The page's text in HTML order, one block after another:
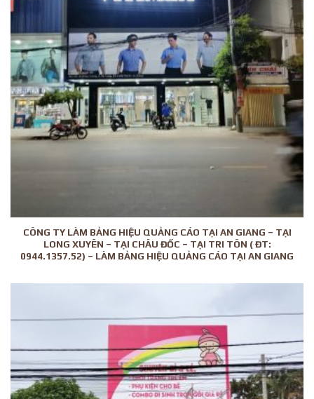
CÔNG TY LÀM BẢNG HIỆU QUẢNG CÁO TẠI AN GIANG – TẠI
LONG XUYÊN – TẠI CHÂU ĐỐC – TẠI TRI TÔN ( ĐT:
0944.1357.52) – LÀM BẢNG HIỆU QUẢNG CÁO TẠI AN GIANG